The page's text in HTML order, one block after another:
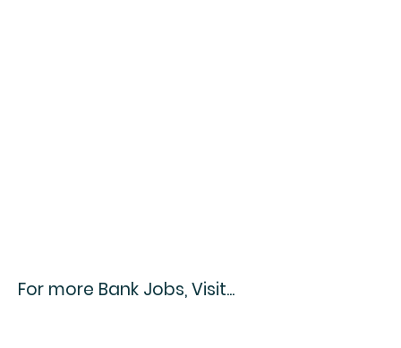
For more Bank Jobs, Visit...